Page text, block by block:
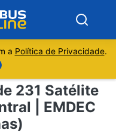
a Política de Privacidade.
231 Satélite
| EMDEC